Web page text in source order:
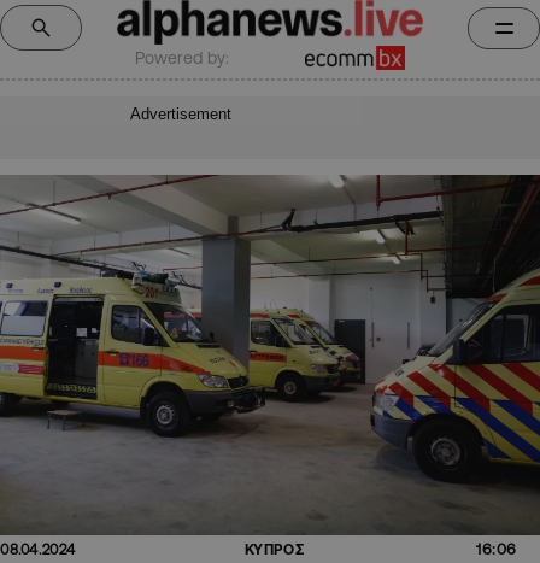
Powered by:
Advertisement
08.04.2024 ΚΥΠΡΟΣ 16:06